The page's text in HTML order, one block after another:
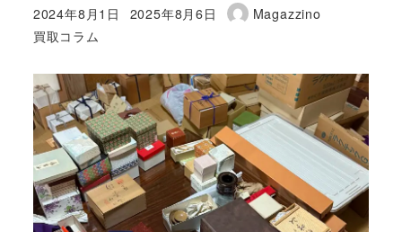
投稿日
2024年8月1日
更新日
2025年8月6日
著
Magazzino
カテゴリー
買取コラム